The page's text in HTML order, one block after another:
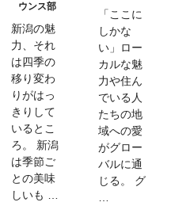
ウンス部
新潟の魅
力、それ
は四季の
移り変わ
りがはっ
きりして
いるとこ
ろ。 新潟
は季節ご
との美味
しいも …
「ここに
しかな
い」ロー
カルな魅
力や住ん
でいる人
たちの地
域への愛
がグロー
バルに通
じる。 グ